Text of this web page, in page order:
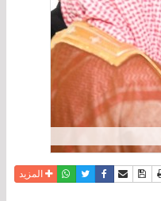
نسخة للطباعة
حفظ الموضوع
أرسل الى صديق
فيسبوكتويترواتسابالمزيد